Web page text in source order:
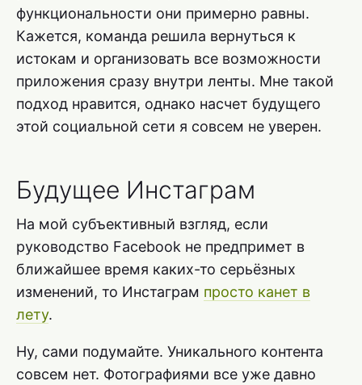
функциональности они примерно равны.
Кажется, команда решила вернуться к
истокам и организовать все возможности
приложения сразу внутри ленты. Мне такой
подход нравится, однако насчет будущего
этой социальной сети я совсем не уверен.
Будущее Инстаграм
На мой субъективный взгляд, если
руководство Facebook не предпримет в
ближайшее время каких-то серьёзных
изменений, то Инстаграм просто канет в
лету.
Ну, сами подумайте. Уникального контента
совсем нет. Фотографиями все уже давно